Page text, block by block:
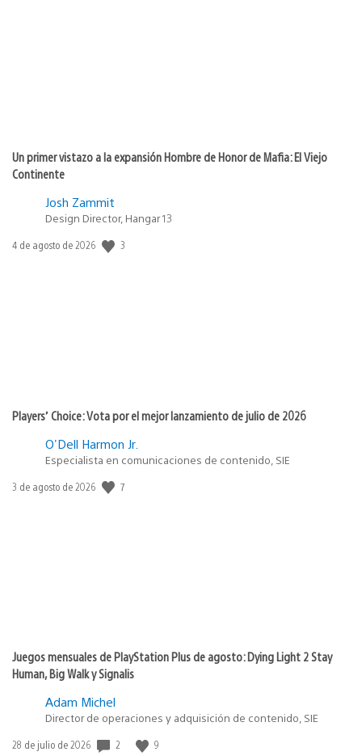
Un primer vistazo a la expansión Hombre de Honor de Mafia: El Viejo
Continente
Josh Zammit
Design Director, Hangar 13
Fecha
4 de agosto de 2026 3
Players’ Choice: Vota por el mejor lanzamiento de julio de 2026
O'Dell Harmon Jr.
Especialista en comunicaciones de contenido, SIE
Fecha
3 de agosto de 2026 7
Juegos mensuales de PlayStation Plus de agosto: Dying Light 2 Stay
Human, Big Walk y Signalis
Adam Michel
Director de operaciones y adquisición de contenido, SIE
Fecha
28 de julio de 2026 2 9